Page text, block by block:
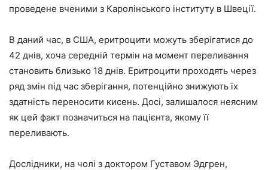
проведене вченими з Каролінського інституту в Швеції.
В даний час, в США, еритроцити можуть зберігатися до
42 днів, хоча середній термін на момент переливання
становить близько 18 днів. Еритроцити проходять через
ряд змін під час зберігання, потенційно знижують їх
здатність переносити кисень. Досі, залишалося неясним
як цей факт позначиться на пацієнта, якому її
переливають.
Дослідники, на чолі з доктором Густавом Эдгрен,